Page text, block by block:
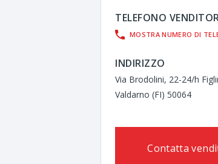
TELEFONO
MOSTRA NUMERO DI
INDIRIZZO
Via Brodolini, 22-24/h
Valdarno (FI) 50064
Contatta